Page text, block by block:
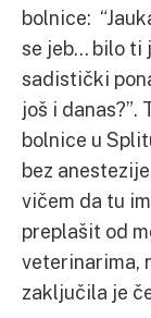
bolnice:
se jeb… bilo ti
sadistički
još i
bolnice u
bez
vičem da tu
preplašit od
veterinarima,
zaključila je